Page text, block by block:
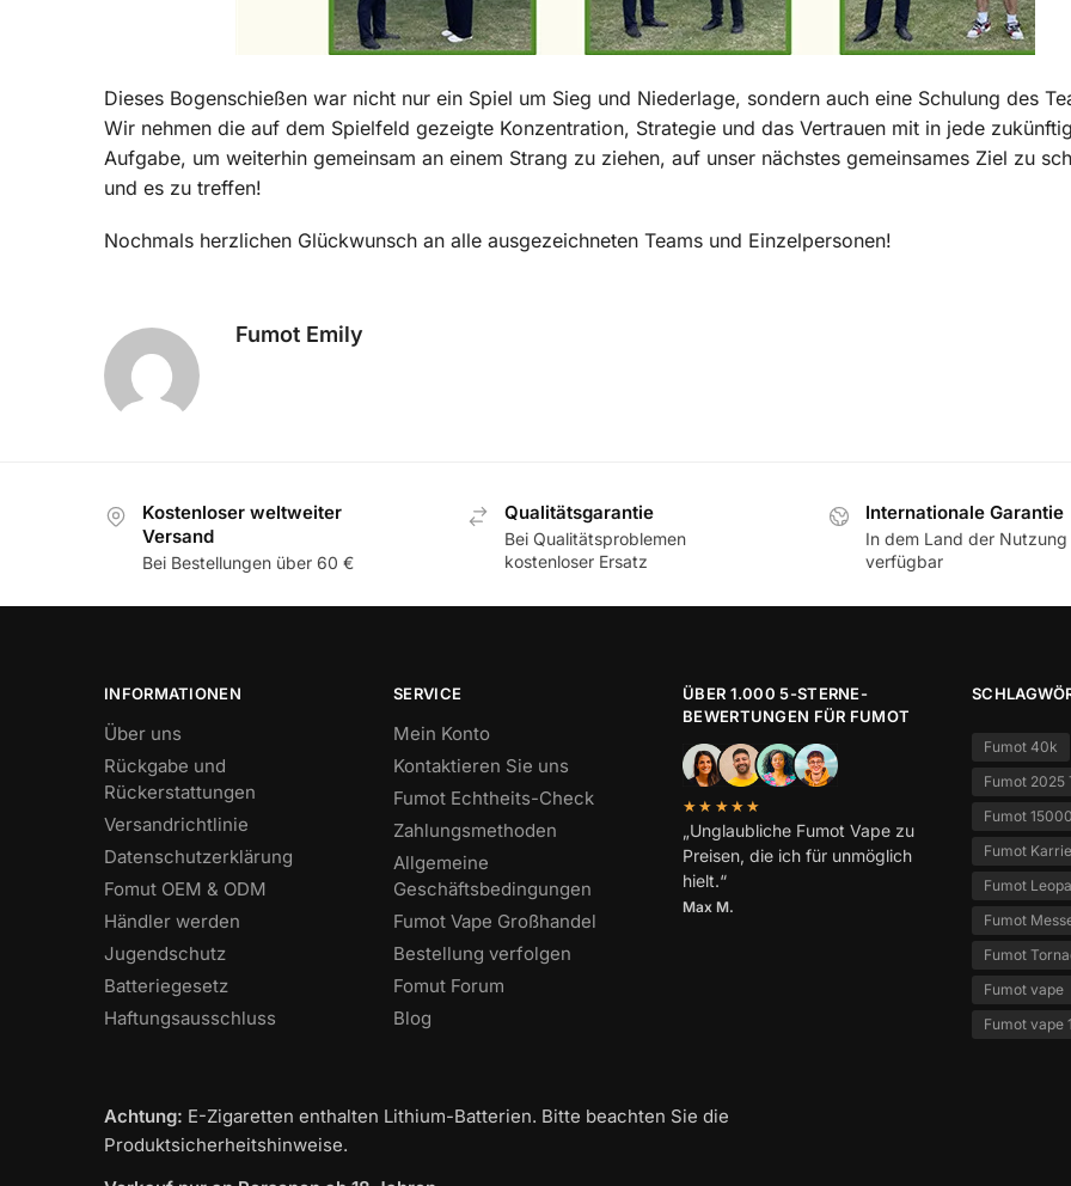
Dieses Bogenschießen war nicht nur ein Spiel um Sieg und Niederlage, sondern auch eine Schulung des
Wir nehmen die auf dem Spielfeld gezeigte Konzentration, Strategie und das Vertrauen mit in jede
Aufgabe, um weiterhin gemeinsam an einem Strang zu ziehen, auf unser nächstes gemeinsames Ziel zu
und es zu treffen!
Nochmals herzlichen Glückwunsch an alle ausgezeichneten Teams und Einzelpersonen!
Fumot Emily
Kostenloser weltweiter
Versand
Bei Bestellungen über 60 €
Qualitätsgarantie
Bei Qualitätsproblemen
kostenloser Ersatz
Internationale Garantie
In dem Land der Nutzung
verfügbar
INFORMATIONEN
Über uns
Rückgabe und
Rückerstattungen
Versandrichtlinie
Datenschutzerklärung
Fomut OEM & ODM
Händler werden
Jugendschutz
Batteriegesetz
Haftungsausschluss
SERVICE
Mein Konto
Kontaktieren Sie uns
Fumot Echtheits-Check
Zahlungsmethoden
Allgemeine
Geschäftsbedingungen
Fumot Vape Großhandel
Bestellung verfolgen
Fomut Forum
Blog
ÜBER 1.000 5-STERNE-
BEWERTUNGEN FÜR FUMOT
★★★★★
„Unglaubliche Fumot Vape zu
Preisen, die ich für unmöglich
hielt.“
Max M.
Fumot 40k
Fumot 2025
Fumot 15000
Fumot
Fumot
Fumot
Fumot
Fumot vape
Fumot vape
Achtung: E-Zigaretten enthalten Lithium-Batterien. Bitte beachten Sie die
Produktsicherheitshinweise.